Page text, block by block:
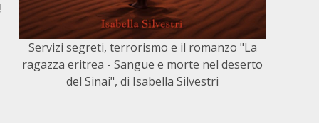
Servizi segreti, terrorismo e il romanzo "La
ragazza eritrea - Sangue e morte nel deserto
del Sinai", di Isabella Silvestri